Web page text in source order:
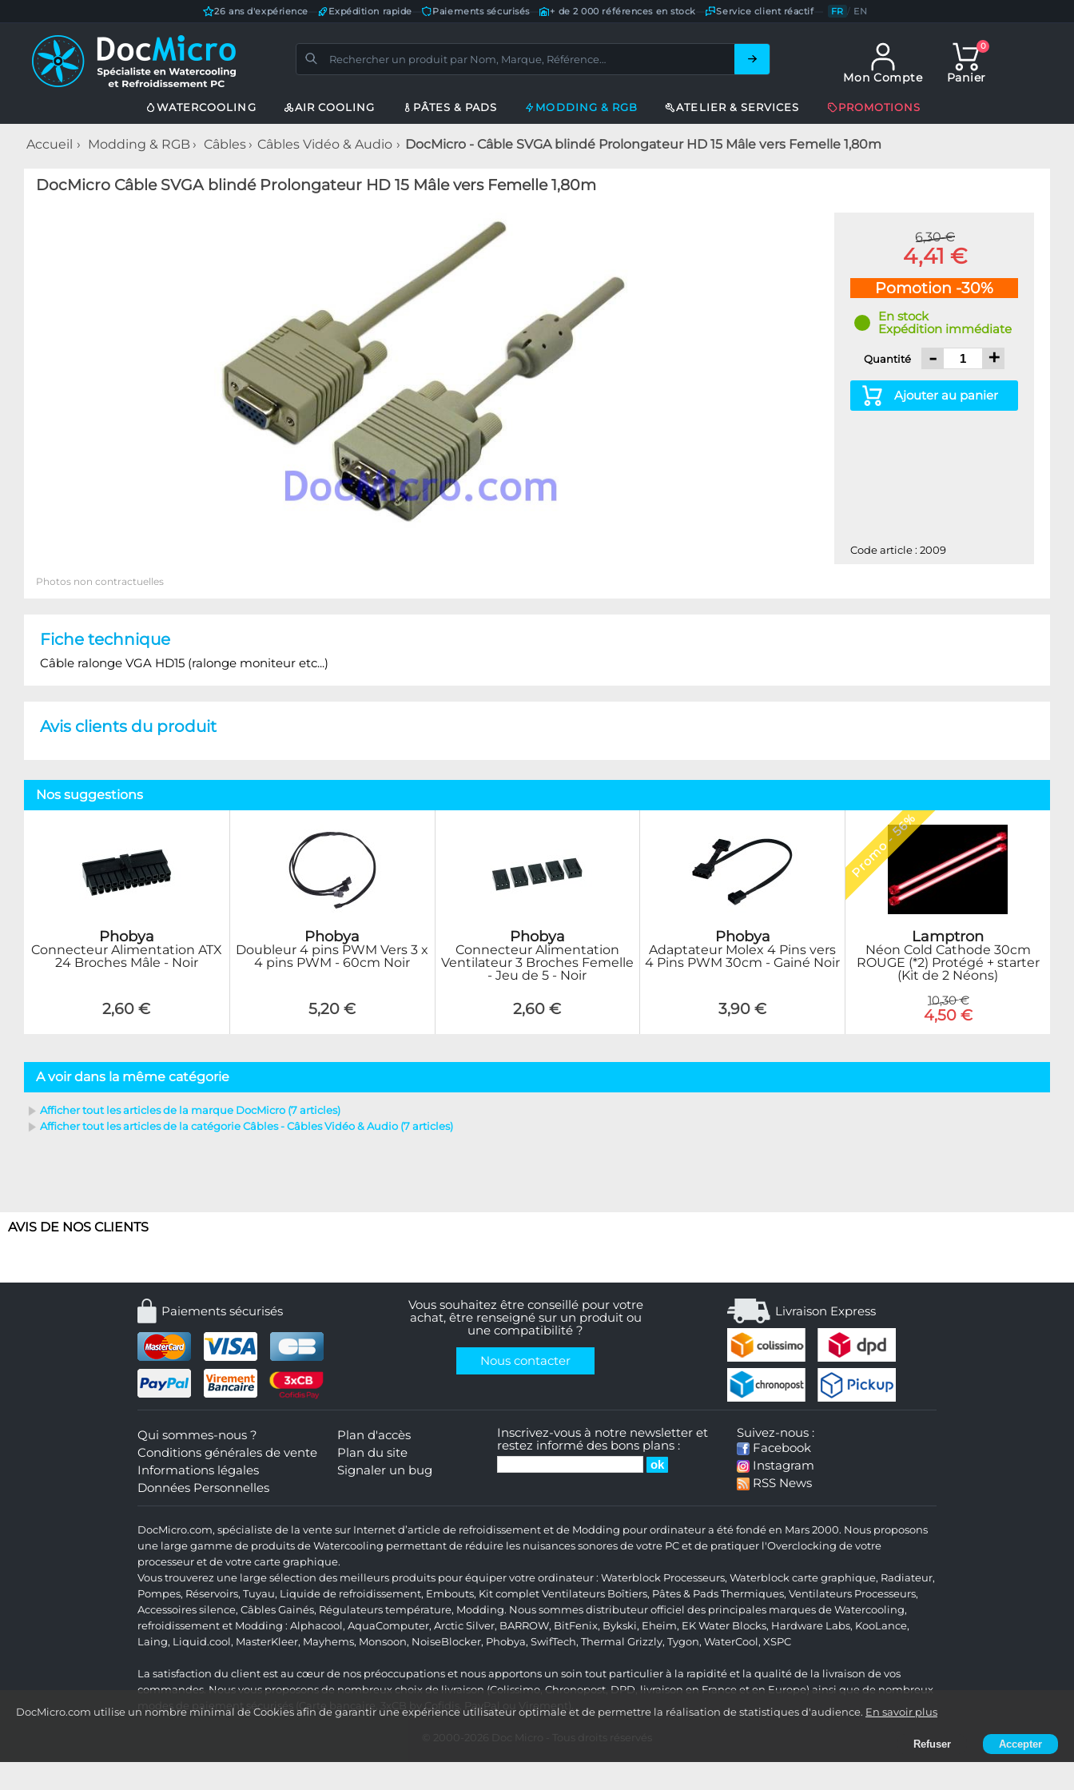
DocMicro.com utilise un nombre minimal de Cookies afin de garantir une expérience utilisateur optimale et de permettre la réalisation de statistiques d'audience. En savoir plus
Refuser Accepter
26 ans d'expérience Expédition rapide Paiements sécurisés— + de 2 000 références en stock Service client réactif— FR / EN
Mon Compte
0
Panier
WATERCOOLING AIR COOLING PÂTES & PADS MODDING & RGB ATELIER & SERVICES PROMOTIONS
Accueil Modding & RGB Câbles Câbles Vidéo & Audio DocMicro - Câble SVGA blindé Prolongateur HD 15 Mâle vers Femelle 1,80m
DocMicro Câble SVGA blindé Prolongateur HD 15 Mâle vers Femelle 1,80m
6,30 €
4,41 €
Pomotion -30%
En stock
Expédition immédiate
Quantité - +
Ajouter au panier
Code article : 2009
Photos non contractuelles
Fiche technique
Câble ralonge VGA HD15 (ralonge moniteur etc...)
Avis clients du produit
Nos suggestions
Phobya
Connecteur Alimentation ATX
24 Broches Mâle - Noir
2,60 €
Phobya
Doubleur 4 pins PWM Vers 3 x
4 pins PWM - 60cm Noir
5,20 €
Phobya
Connecteur Alimentation
Ventilateur 3 Broches Femelle
- Jeu de 5 - Noir
2,60 €
Phobya
Adaptateur Molex 4 Pins vers
4 Pins PWM 30cm - Gainé Noir
3,90 €
Promo - 56%
Lamptron
Néon Cold Cathode 30cm
ROUGE (*2) Protégé + starter
(Kit de 2 Néons)
10,30 €
4,50 €
A voir dans la même catégorie
Afficher tout les articles de la marque DocMicro (7 articles)
Afficher tout les articles de la catégorie Câbles - Câbles Vidéo & Audio (7 articles)
AVIS DE NOS CLIENTS
Paiements sécurisés
Vous souhaitez être conseillé pour votre
achat, être renseigné sur un produit ou
une compatibilité ?
Nous contacter
Livraison Express
Qui sommes-nous ?
Conditions générales de vente
Informations légales
Données Personnelles
Plan d'accès
Plan du site
Signaler un bug
Inscrivez-vous à notre newsletter et
restez informé des bons plans :
Suivez-nous :
Facebook
Instagram
RSS News
DocMicro.com, spécialiste de la vente sur Internet d’article de refroidissement et de Modding pour ordinateur a été fondé en Mars 2000. Nous proposons
une large gamme de produits de Watercooling permettant de réduire les nuisances sonores de votre PC et de pratiquer l'Overclocking de votre
processeur et de votre carte graphique.
Vous trouverez une large sélection des meilleurs produits pour équiper votre ordinateur : Waterblock Processeurs, Waterblock carte graphique, Radiateur,
Pompes, Réservoirs, Tuyau, Liquide de refroidissement, Embouts, Kit complet Ventilateurs Boîtiers, Pâtes & Pads Thermiques, Ventilateurs Processeurs,
Accessoires silence, Câbles Gainés, Régulateurs température, Modding. Nous sommes distributeur officiel des principales marques de Watercooling,
refroidissement et Modding : Alphacool, AquaComputer, Arctic Silver, BARROW, BitFenix, Bykski, Eheim, EK Water Blocks, Hardware Labs, KooLance,
Laing, Liquid.cool, MasterKleer, Mayhems, Monsoon, NoiseBlocker, Phobya, SwifTech, Thermal Grizzly, Tygon, WaterCool, XSPC
La satisfaction du client est au cœur de nos préoccupations et nous apportons un soin tout particulier à la rapidité et la qualité de la livraison de vos
commandes. Nous vous proposons de nombreux choix de livraison (Colissimo, Chronopost, DPD, livraison en France et en Europe) ainsi que de nombreux
modes de paiement sécurisés (Carte bancaire, 3xCB by Cofidis, PayPal ou Virement).